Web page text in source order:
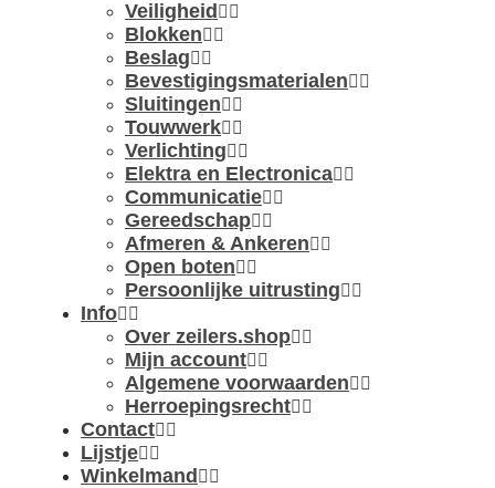
Veiligheid
Blokken
Beslag
Bevestigings­­materialen
Sluitingen
Touwwerk
Verlichting
Elektra en Electronica
Communicatie
Gereedschap
Afmeren & Ankeren
Open boten
Persoonlijke uitrusting
Info
Over zeilers.shop
Mijn account
Algemene voorwaarden
Herroepingsrecht
Contact
Lijstje
Winkelmand